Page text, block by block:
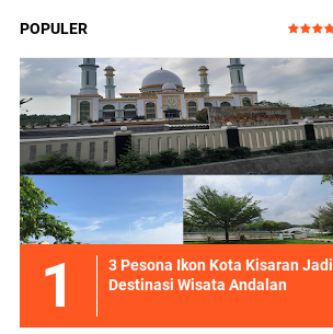
POPULER
3 Pesona Ikon Kota Kisaran Jadi
Destinasi Wisata Andalan